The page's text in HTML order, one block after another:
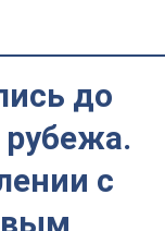
до
рубежа.
с